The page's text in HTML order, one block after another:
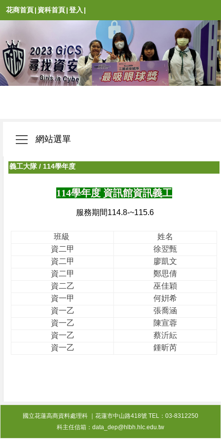
花商首頁| 資科首頁|登入 |
網站選單
義工大隊/ 114學年度
114學年度 資訊館資訊義工
服務期間114.8-~115.6
班級
姓名
資二甲
徐翌甄
資二甲
廖凱文
資二甲
鄭思倩
資二乙
巫佳穎
資一甲
何姸希
資一乙
張喬涵
資一乙
陳宣蓉
資一乙
蔡沂紜
資一乙
鍾昕芮
國立花蓮高商資料處理科 ｜花蓮市中山路418號 TEL：03-8312250
科主任信箱：data_dep@hlbh.hlc.edu.tw